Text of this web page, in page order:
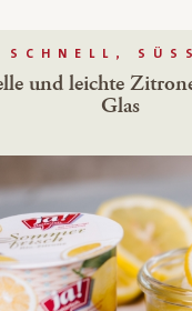
SCHNELL,
und leichte
Glas